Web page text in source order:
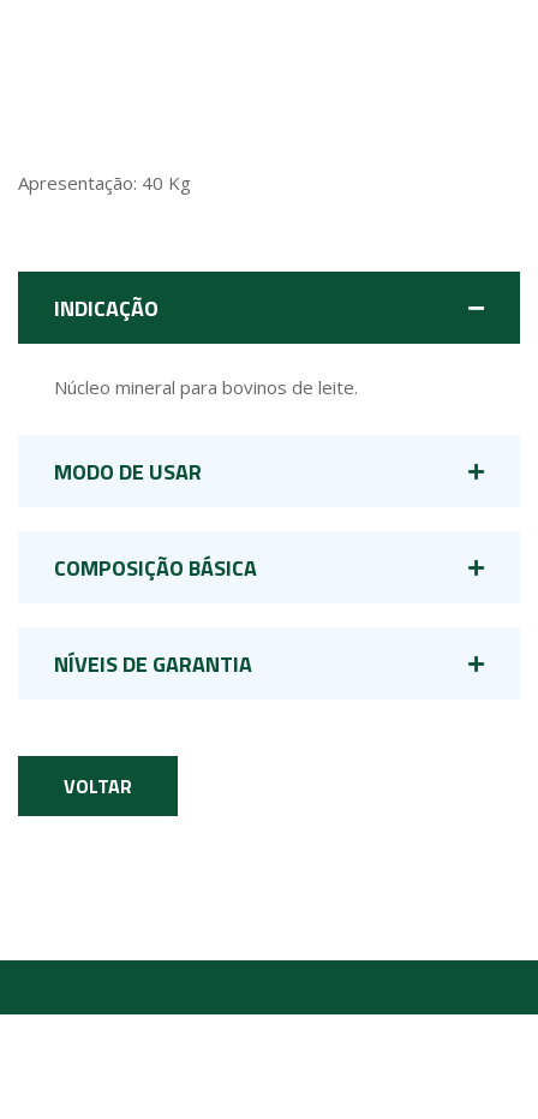
Apresentação: 40 Kg
INDICAÇÃO
Núcleo mineral para bovinos de leite.
MODO DE USAR
COMPOSIÇÃO BÁSICA
NÍVEIS DE GARANTIA
VOLTAR